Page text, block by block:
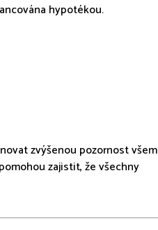
hypotékou.
zvýšenou pozornost všem
zajistit, že všechny